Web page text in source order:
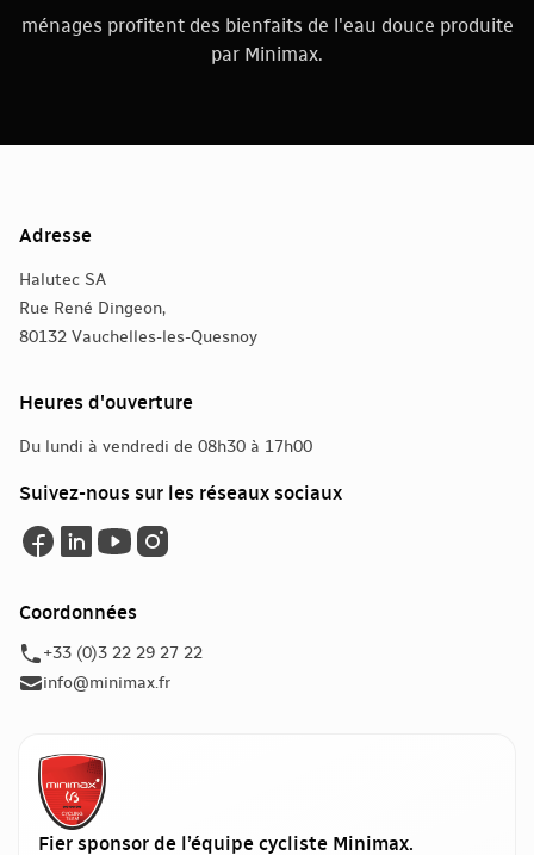
ménages profitent des bienfaits de l'eau douce produite
par Minimax.
Adresse
Halutec SA
Rue René Dingeon,
80132 Vauchelles-les-Quesnoy
Heures d'ouverture
Du lundi à vendredi de 08h30 à 17h00
Suivez-nous sur les réseaux sociaux
Coordonnées
+33 (0)3 22 29 27 22
info@minimax.fr
Fier sponsor de l’équipe cycliste Minimax.